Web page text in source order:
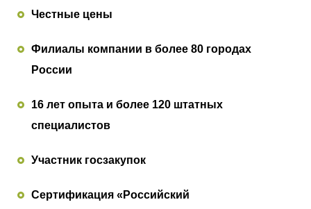
Честные цены
Филиалы компании в более 80 городах
России
16 лет опыта и более 120 штатных
специалистов
Участник госзакупок
Сертификация «Российский